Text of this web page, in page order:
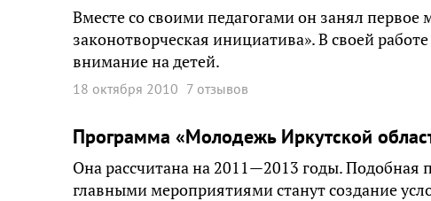
Вместе со своими педагогами он занял первое
законотворческая инициатива». В своей
внимание на детей.
18 октября 2010 7 отзывов
Программа «Молодежь Иркутской
Она рассчитана на 2011—2013 годы. Подобная
главными мероприятиями станут создание